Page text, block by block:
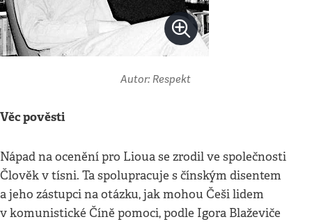
Autor: Respekt
Věc pověsti
Nápad na ocenění pro Lioua se zrodil ve společnosti
Člověk v tísni. Ta spolupracuje s čínským disentem
a jeho zástupci na otázku, jak mohou Češi lidem
v komunistické Číně pomoci, podle Igora Blaževiče